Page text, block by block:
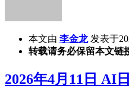
本文由 李金龙 发表于
转载请务必保留本文链
2026年4月11日 AI